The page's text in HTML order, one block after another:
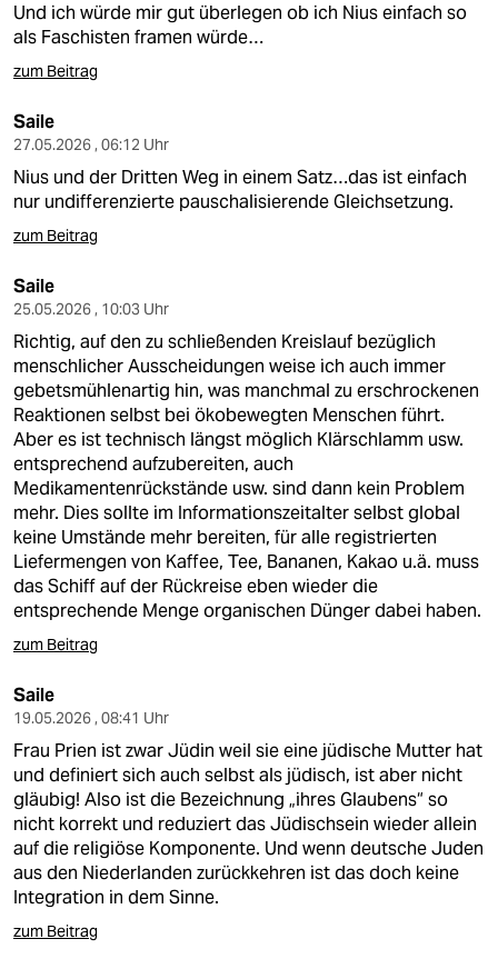
Und ich würde mir gut überlegen ob ich Nius einfach so
als Faschisten framen würde…
zum Beitrag
Saile
27.05.2026 , 06:12 Uhr
Nius und der Dritten Weg in einem Satz…das ist einfach
nur undifferenzierte pauschalisierende Gleichsetzung.
zum Beitrag
Saile
25.05.2026 , 10:03 Uhr
Richtig, auf den zu schließenden Kreislauf bezüglich
menschlicher Ausscheidungen weise ich auch immer
gebetsmühlenartig hin, was manchmal zu erschrockenen
Reaktionen selbst bei ökobewegten Menschen führt.
Aber es ist technisch längst möglich Klärschlamm usw.
entsprechend aufzubereiten, auch
Medikamentenrückstände usw. sind dann kein Problem
mehr. Dies sollte im Informationszeitalter selbst global
keine Umstände mehr bereiten, für alle registrierten
Liefermengen von Kaffee, Tee, Bananen, Kakao u.ä. muss
das Schiff auf der Rückreise eben wieder die
entsprechende Menge organischen Dünger dabei haben.
zum Beitrag
Saile
19.05.2026 , 08:41 Uhr
Frau Prien ist zwar Jüdin weil sie eine jüdische Mutter hat
und definiert sich auch selbst als jüdisch, ist aber nicht
gläubig! Also ist die Bezeichnung „ihres Glaubens“ so
nicht korrekt und reduziert das Jüdischsein wieder allein
auf die religiöse Komponente. Und wenn deutsche Juden
aus den Niederlanden zurückkehren ist das doch keine
Integration in dem Sinne.
zum Beitrag